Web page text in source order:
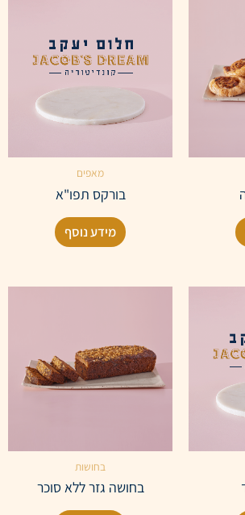
מאפים
בורקס תפו"א
מידע נוסף
בחושות
בחושה גזר ללא סוכר